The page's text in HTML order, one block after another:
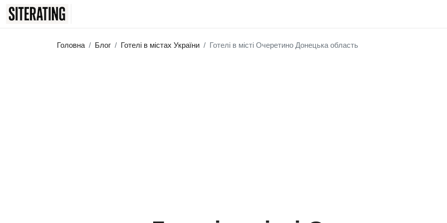
Головна Блог Готелі в містах України Готелі в місті Очеретино Донецька область